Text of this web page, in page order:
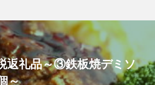
返礼品～③鉄板焼デミソ
～